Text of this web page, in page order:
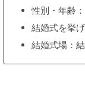
性別・年齢
結婚式を挙
結婚式場：